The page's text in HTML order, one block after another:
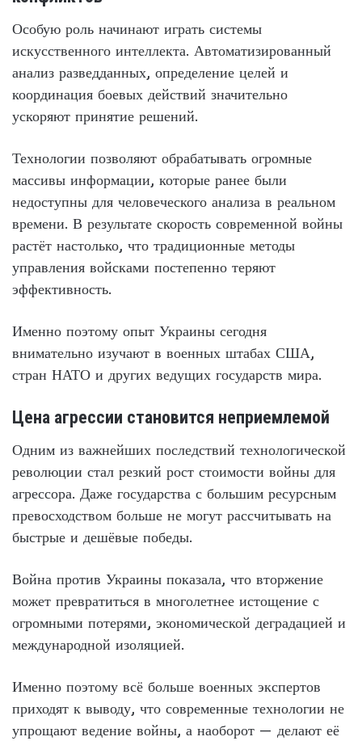
Особую роль начинают играть системы
искусственного интеллекта. Автоматизированный
анализ разведданных, определение целей и
координация боевых действий значительно
ускоряют принятие решений.
Технологии позволяют обрабатывать огромные
массивы информации, которые ранее были
недоступны для человеческого анализа в реальном
времени. В результате скорость современной войны
растёт настолько, что традиционные методы
управления войсками постепенно теряют
эффективность.
Именно поэтому опыт Украины сегодня
внимательно изучают в военных штабах США,
стран НАТО и других ведущих государств мира.
Цена агрессии становится неприемлемой
Одним из важнейших последствий технологической
революции стал резкий рост стоимости войны для
агрессора. Даже государства с большим ресурсным
превосходством больше не могут рассчитывать на
быстрые и дешёвые победы.
Война против Украины показала, что вторжение
может превратиться в многолетнее истощение с
огромными потерями, экономической деградацией и
международной изоляцией.
Именно поэтому всё больше военных экспертов
приходят к выводу, что современные технологии не
упрощают ведение войны, а наоборот — делают её